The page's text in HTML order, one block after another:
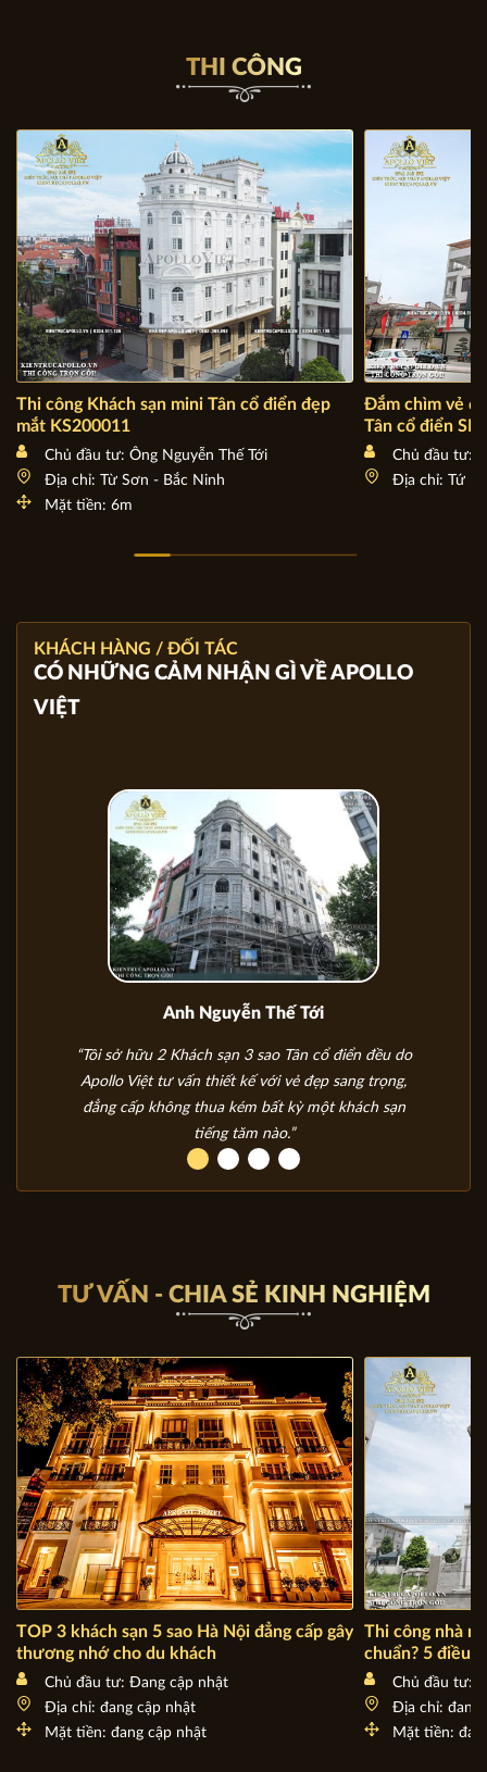
THI CÔNG
Thi công Khách sạn mini Tân cổ điển đẹp
mắt KS200011
Chủ đầu tư: Ông Nguyễn Thế Tới
Địa chỉ: Từ Sơn - Bắc Ninh
Mặt tiền: 6m
Đắm chìm vẻ
Tân cổ điển
Chủ đầu tư:
Địa chỉ: Tứ
KHÁCH HÀNG / ĐỐI TÁC
CÓ NHỮNG CẢM NHẬN GÌ VỀ APOLLO
VIỆT
Anh Nguyễn Thế Tới
“Tôi sở hữu 2 Khách sạn 3 sao Tân cổ điển đều do
Apollo Việt tư vấn thiết kế với vẻ đẹp sang trọng,
đẳng cấp không thua kém bất kỳ một khách sạn
tiếng tăm nào.”
TƯ VẤN - CHIA SẺ KINH NGHIỆM
TOP 3 khách sạn 5 sao Hà Nội đẳng cấp gây
thương nhớ cho du khách
Chủ đầu tư: Đang cập nhật
Địa chỉ: đang cập nhật
Mặt tiền: đang cập nhật
Thi công nhà
chuẩn? 5 điều
Chủ đầu tư:
Địa chỉ: đang
Mặt tiền: